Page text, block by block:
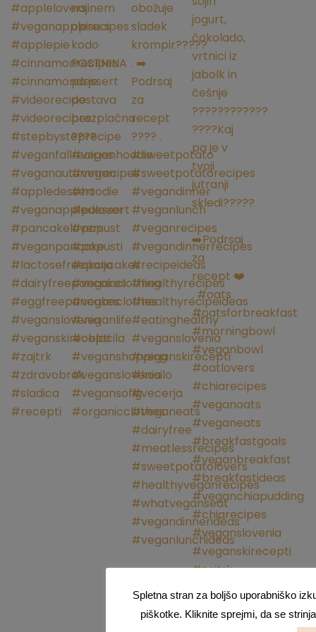
Spletna stran za boljšo uporabniško
piškotke. Kliknite sprejmi, da se